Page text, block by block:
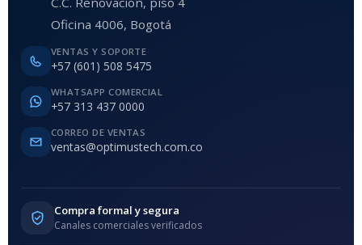
Oficina 4006, Bogotá
VENTAS Y SOPORTE
+57 (601) 508 5475
WHATSAPP COMERCIAL
+57 313 437 0000
CORREO DE VENTAS
ventas@optimustech.com.co
Compra formal y segura
Canales comerciales verificados